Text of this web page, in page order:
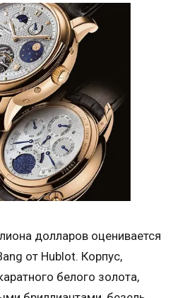
долларов оценивается
от Hublot. Корпус,
белого золота,